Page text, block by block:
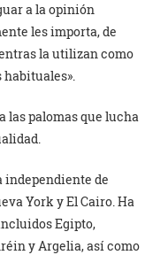
a la opinión
les importa, de
la utilizan como
las palomas que lucha
independiente de
York y El Cairo. Ha
Egipto,
y Argelia, así como